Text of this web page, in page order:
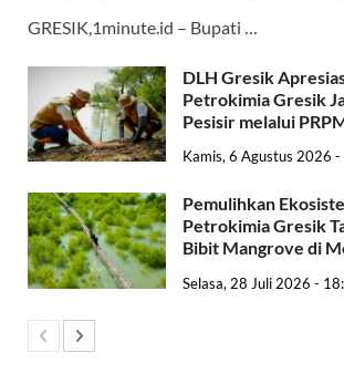
GRESIK,1minute.id – Bupati …
DLH Gresik
Petrokimia Gresik
Pesisir melalui
Kamis, 6 Agustus 2026
Pemulihkan
Petrokimia Gresik
Bibit Mangrove di
Selasa, 28 Juli 2026 -